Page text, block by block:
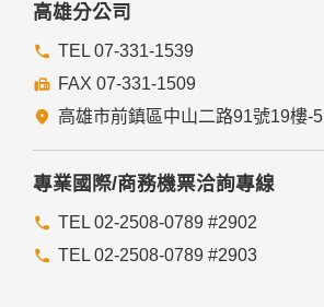
高雄分公司
TEL 07-331-1539
FAX 07-331-1509
高雄市前鎮區中山二路91號19樓-5
專業國際/商務機票洽詢專線
TEL 02-2508-0789 #2902
TEL 02-2508-0789 #2903